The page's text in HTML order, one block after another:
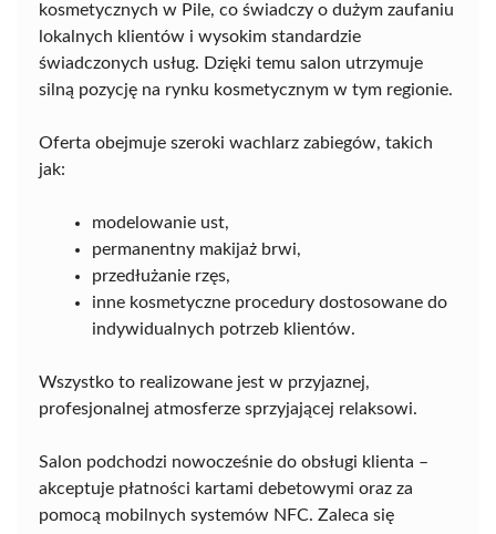
kosmetycznych w Pile, co świadczy o dużym zaufaniu
lokalnych klientów i wysokim standardzie
świadczonych usług. Dzięki temu salon utrzymuje
silną pozycję na rynku kosmetycznym w tym regionie.
Oferta obejmuje szeroki wachlarz zabiegów, takich
jak:
modelowanie ust,
permanentny makijaż brwi,
przedłużanie rzęs,
inne kosmetyczne procedury dostosowane do
indywidualnych potrzeb klientów.
Wszystko to realizowane jest w przyjaznej,
profesjonalnej atmosferze sprzyjającej relaksowi.
Salon podchodzi nowocześnie do obsługi klienta –
akceptuje płatności kartami debetowymi oraz za
pomocą mobilnych systemów NFC. Zaleca się